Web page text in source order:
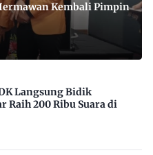
Kembali Pimpin
Langsung Bidik
Raih 200 Ribu Suara di